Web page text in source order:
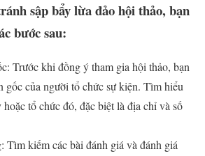
sập bẩy lừa đảo hội thảo, bạn
bước sau:
Trước khi đồng ý tham gia hội thảo, bạn
gốc của người tổ chức sự kiện. Tìm hiểu
tổ chức đó, đặc biệt là địa chỉ và số
Tìm kiếm các bài đánh giá và đánh giá